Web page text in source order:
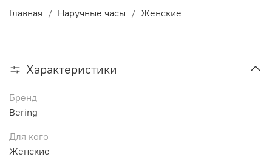
Главная Наручные часы Женские
Характеристики
Бренд
Bering
Для кого
Женские